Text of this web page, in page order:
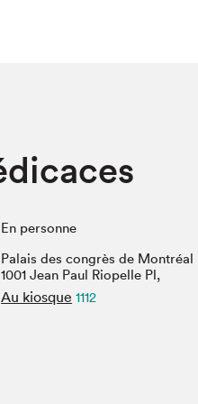
En personne
Palais des congrès de Montréal
1001 Jean Paul Riopelle Pl,
Au kiosque 1112